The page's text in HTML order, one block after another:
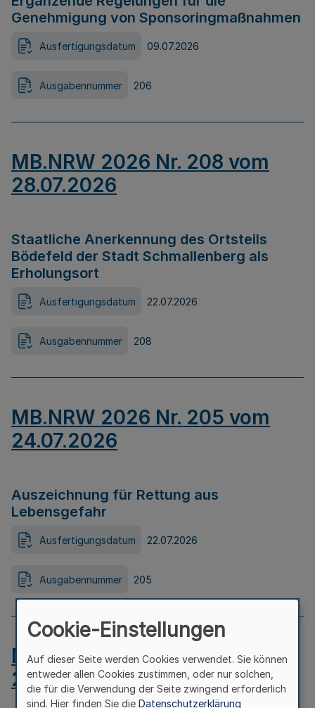
Genehmigung von Sponsoringmaßnahmen
Ausfertigungsdatum 09.07.2026
Ausgabennummer 206
MB.NRW 2026 Nr. 208 vom
28.07.2026
Staatliche Anerkennung des Ortsteils
Bödefeld der Stadt Schmallenberg als
Erholungsort
Ausfertigungsdatum 22.07.2026
Ausgabennummer 208
MB.NRW 2026 Nr. 205 vom
24.07.2026
Auszeichnung für Rettung aus
Lebensgefahr
Ausfertigungsdatum 22.07.2026
Ausgabennummer 205
MB.NRW 2026 Nr. 204 vom
24.07.2026
Cookie-Einstellungen
Auf dieser Seite werden Cookies verwendet. Sie können
entweder allen Cookies zustimmen, oder nur solchen,
die für die Verwendung der Seite zwingend erforderlich
sind. Hier finden Sie die Datenschutzerklärung